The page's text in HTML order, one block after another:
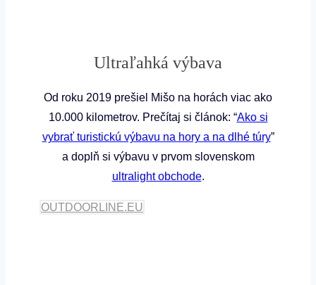
Ultraľahká výbava
Od roku 2019 prešiel Mišo na horách viac ako
10.000 kilometrov. Prečítaj si článok: “Ako si
vybrať turistickú výbavu na hory a na dlhé túry”
a doplň si výbavu v prvom slovenskom
ultralight obchode.
OUTDOORLINE.EU